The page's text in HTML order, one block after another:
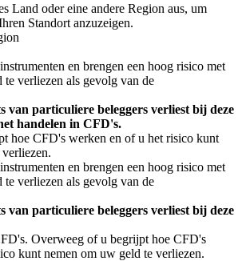
Land oder eine andere Region aus, um
Standort anzuzeigen.
en brengen een hoog risico met
te verliezen als gevolg van de
van particuliere beleggers verliest bij deze
handelen in CFD's.
hoe CFD's werken en of u het risico kunt
en brengen een hoog risico met
te verliezen als gevolg van de
van particuliere beleggers verliest bij deze
Overweeg of u begrijpt hoe CFD's
kunt nemen om uw geld te verliezen.